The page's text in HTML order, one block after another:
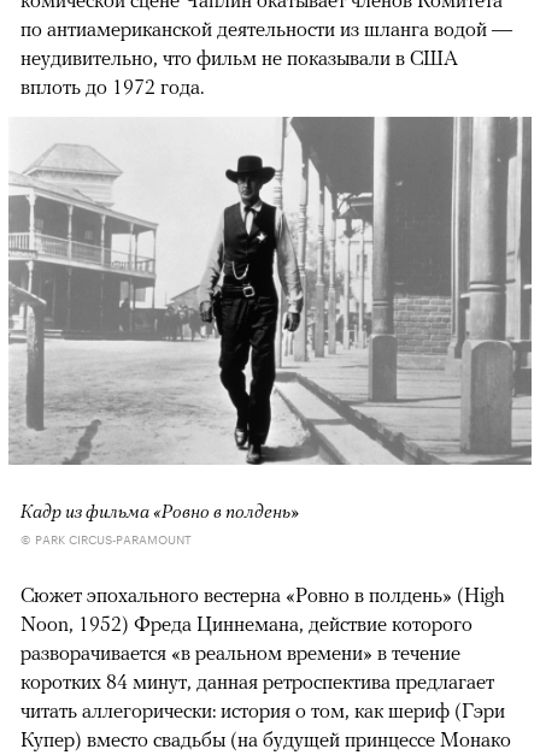
по антиамериканской деятельности из шланга водой —
неудивительно, что фильм не показывали в США
вплоть до 1972 года.
Кадр из фильма «Ровно в полдень»
© PARK CIRCUS-PARAMOUNT
Сюжет эпохального вестерна «Ровно в полдень» (High
Noon, 1952) Фреда Циннемана, действие которого
разворачивается «в реальном времени» в течение
коротких 84 минут, данная ретроспектива предлагает
читать аллегорически: история о том, как шериф (Гэри
Купер) вместо свадьбы (на будущей принцессе Монако